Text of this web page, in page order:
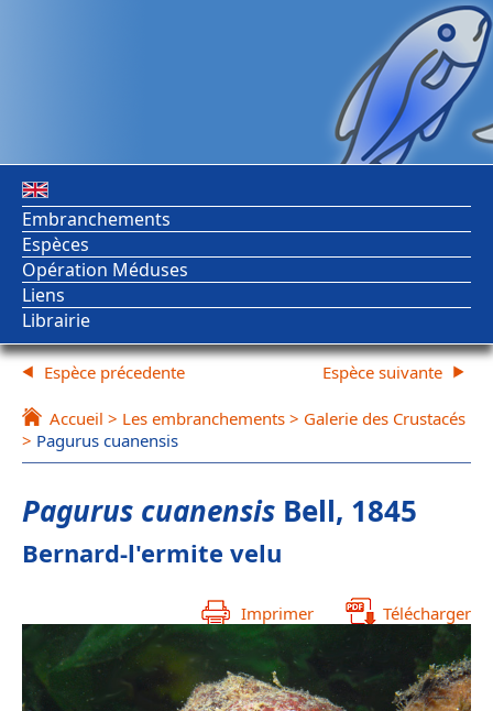
Embranchements
Espèces
Opération Méduses
Liens
Librairie
Espèce précedente
Accueil > Les embranchements > Galerie des Crustacés
> Pagurus cuanensis
Espèce suivante
Pagurus cuanensis Bell, 1845
Bernard-l'ermite velu
Imprimer Télécharger